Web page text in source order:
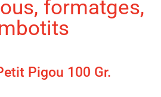
formatges,
Pigou 100 Gr.